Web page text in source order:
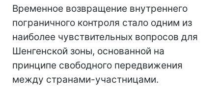
Временное возвращение внутреннего
пограничного контроля стало одним из
наиболее чувствительных вопросов для
Шенгенской зоны, основанной на
принципе свободного передвижения
между странами-участницами.